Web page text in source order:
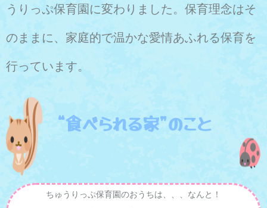
うりっぷ保育園に変わりました。保育理念はそ
のままに、家庭的で温かな愛情あふれる保育を
行っています。
“食べられる家”のこと
ちゅうりっぷ保育園のおうちは、、、なんと！